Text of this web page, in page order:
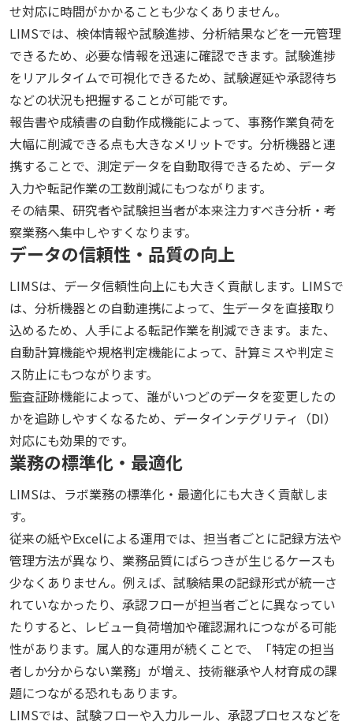
せ対応に時間がかかることも少なくありません。
LIMSでは、検体情報や試験進捗、分析結果などを一元管理
できるため、必要な情報を迅速に確認できます。試験進捗
をリアルタイムで可視化できるため、試験遅延や承認待ち
などの状況も把握することが可能です。
報告書や成績書の自動作成機能によって、事務作業負荷を
大幅に削減できる点も大きなメリットです。分析機器と連
携することで、測定データを自動取得できるため、データ
入力や転記作業の工数削減にもつながります。
その結果、研究者や試験担当者が本来注力すべき分析・考
察業務へ集中しやすくなります。
データの信頼性・品質の向上
LIMSは、データ信頼性向上にも大きく貢献します。LIMSで
は、分析機器との自動連携によって、生データを直接取り
込めるため、人手による転記作業を削減できます。また、
自動計算機能や規格判定機能によって、計算ミスや判定ミ
ス防止にもつながります。
監査証跡機能によって、誰がいつどのデータを変更したの
かを追跡しやすくなるため、データインテグリティ（DI）
対応にも効果的です。
業務の標準化・最適化
LIMSは、ラボ業務の標準化・最適化にも大きく貢献しま
す。
従来の紙やExcelによる運用では、担当者ごとに記録方法や
管理方法が異なり、業務品質にばらつきが生じるケースも
少なくありません。例えば、試験結果の記録形式が統一さ
れていなかったり、承認フローが担当者ごとに異なってい
たりすると、レビュー負荷増加や確認漏れにつながる可能
性があります。属人的な運用が続くことで、「特定の担当
者しか分からない業務」が増え、技術継承や人材育成の課
題につながる恐れもあります。
LIMSでは、試験フローや入力ルール、承認プロセスなどを